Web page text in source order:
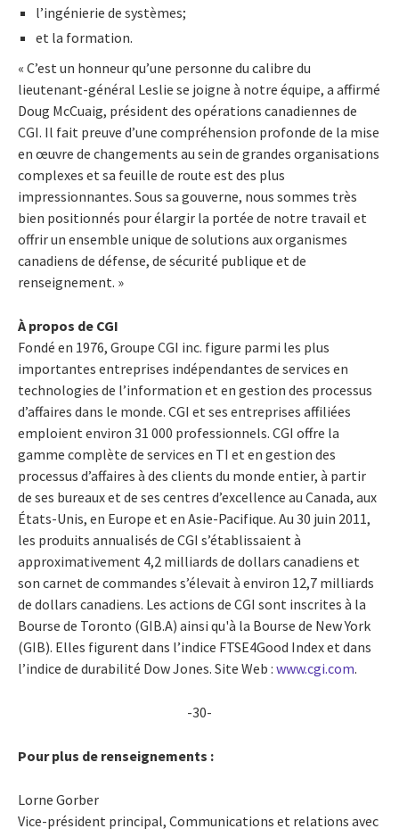
l’ingénierie de systèmes;
et la formation.
« C’est un honneur qu’une personne du calibre du
lieutenant-général Leslie se joigne à notre équipe, a affirmé
Doug McCuaig, président des opérations canadiennes de
CGI. Il fait preuve d’une compréhension profonde de la mise
en œuvre de changements au sein de grandes organisations
complexes et sa feuille de route est des plus
impressionnantes. Sous sa gouverne, nous sommes très
bien positionnés pour élargir la portée de notre travail et
offrir un ensemble unique de solutions aux organismes
canadiens de défense, de sécurité publique et de
renseignement. »
À propos de CGI
Fondé en 1976, Groupe CGI inc. figure parmi les plus
importantes entreprises indépendantes de services en
technologies de l’information et en gestion des processus
d’affaires dans le monde. CGI et ses entreprises affiliées
emploient environ 31 000 professionnels. CGI offre la
gamme complète de services en TI et en gestion des
processus d’affaires à des clients du monde entier, à partir
de ses bureaux et de ses centres d’excellence au Canada, aux
États-Unis, en Europe et en Asie-Pacifique. Au 30 juin 2011,
les produits annualisés de CGI s’établissaient à
approximativement 4,2 milliards de dollars canadiens et
son carnet de commandes s’élevait à environ 12,7 milliards
de dollars canadiens. Les actions de CGI sont inscrites à la
Bourse de Toronto (GIB.A) ainsi qu'à la Bourse de New York
(GIB). Elles figurent dans l’indice FTSE4Good Index et dans
l’indice de durabilité Dow Jones. Site Web : www.cgi.com.
-30-
Pour plus de renseignements :
Lorne Gorber
Vice-président principal, Communications et relations avec